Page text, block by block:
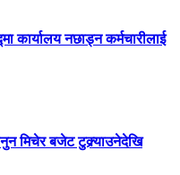
कार्यालय नछाड्न कर्मचारीलाई
मिचेर बजेट टुक्र्याउनेदेखि